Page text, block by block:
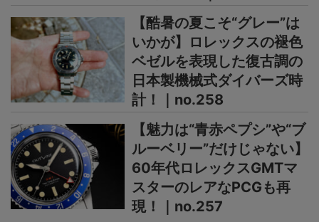
【酷暑の夏こそ“グレー”は
いかが】ロレックスの褪色
ベゼルを表現した復古調の
日本製機械式ダイバーズ時
計！｜no.258
【魅力は“青赤ペプシ”や“ブ
ルーベリー”だけじゃない】
60年代ロレックスGMTマ
スターのレアなPCGも再
現！｜no.257